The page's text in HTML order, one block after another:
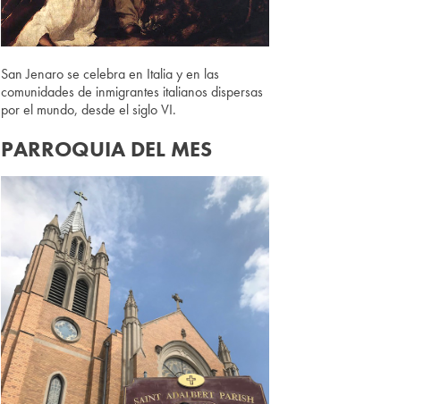
San Jenaro se celebra en Italia y en las
comunidades de inmigrantes italianos dispersas
por el mundo, desde el siglo VI.
PARROQUIA DEL MES